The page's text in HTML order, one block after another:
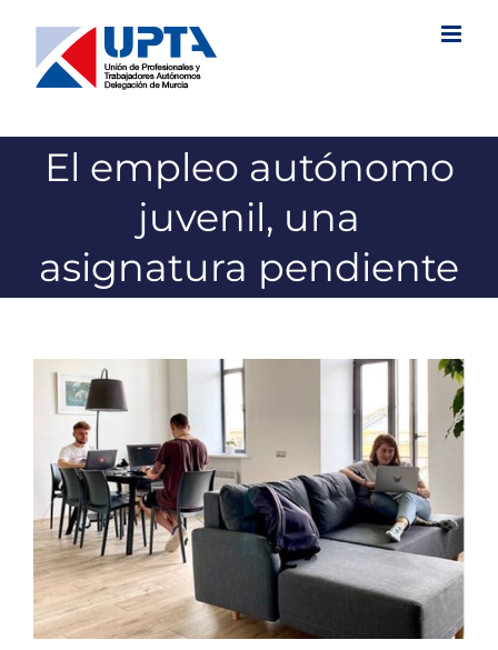
contenido
El empleo autónomo
juvenil, una
asignatura pendiente
Ver
imagen
grande